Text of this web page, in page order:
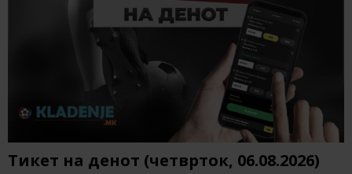
Тикет на денот (четврток, 06.08.2026)